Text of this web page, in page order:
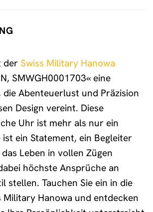
der Swiss Military Hanowa
SMWGH0001703« eine
die Abenteuerlust und Präzision
Design vereint. Diese
Uhr ist mehr als nur ein
ist ein Statement, ein Begleiter
Leben in vollen Zügen
höchste Ansprüche an
stellen. Tauchen Sie ein in die
Military Hanowa und entdecken